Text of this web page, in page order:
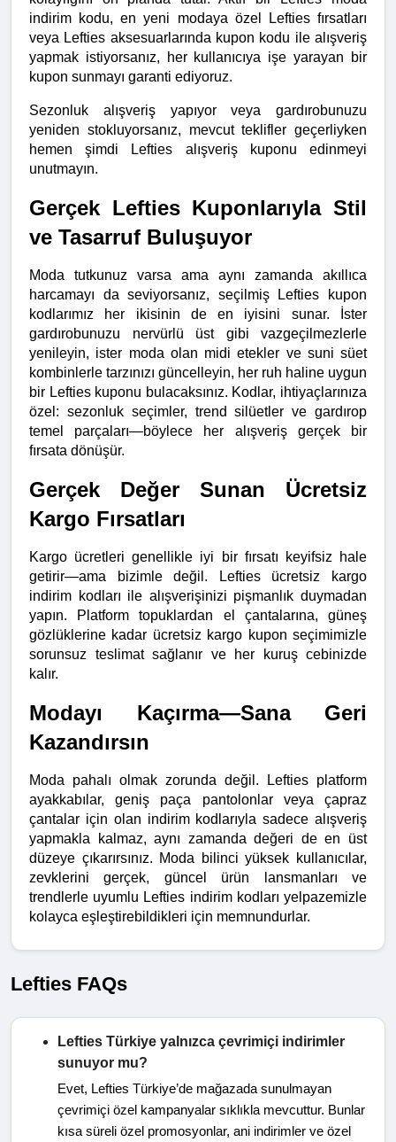
indirim kodu, en yeni modaya özel Lefties fırsatları
veya Lefties aksesuarlarında kupon kodu ile alışveriş
yapmak istiyorsanız, her kullanıcıya işe yarayan bir
kupon sunmayı garanti ediyoruz.
Sezonluk alışveriş yapıyor veya gardırobunuzu
yeniden stokluyorsanız, mevcut teklifler geçerliyken
hemen şimdi Lefties alışveriş kuponu edinmeyi
unutmayın.
Gerçek Lefties Kuponlarıyla Stil
ve Tasarruf Buluşuyor
Moda tutkunuz varsa ama aynı zamanda akıllıca
harcamayı da seviyorsanız, seçilmiş Lefties kupon
kodlarımız her ikisinin de en iyisini sunar. İster
gardırobunuzu nervürlü üst gibi vazgeçilmezlerle
yenileyin, ister moda olan midi etekler ve suni süet
kombinlerle tarzınızı güncelleyin, her ruh haline uygun
bir Lefties kuponu bulacaksınız. Kodlar, ihtiyaçlarınıza
özel: sezonluk seçimler, trend silüetler ve gardırop
temel parçaları—böylece her alışveriş gerçek bir
fırsata dönüşür.
Gerçek Değer Sunan Ücretsiz
Kargo Fırsatları
Kargo ücretleri genellikle iyi bir fırsatı keyifsiz hale
getirir—ama bizimle değil. Lefties ücretsiz kargo
indirim kodları ile alışverişinizi pişmanlık duymadan
yapın. Platform topuklardan el çantalarına, güneş
gözlüklerine kadar ücretsiz kargo kupon seçimimizle
sorunsuz teslimat sağlanır ve her kuruş cebinizde
kalır.
Modayı Kaçırma—Sana Geri
Kazandırsın
Moda pahalı olmak zorunda değil. Lefties platform
ayakkabılar, geniş paça pantolonlar veya çapraz
çantalar için olan indirim kodlarıyla sadece alışveriş
yapmakla kalmaz, aynı zamanda değeri de en üst
düzeye çıkarırsınız. Moda bilinci yüksek kullanıcılar,
zevklerini gerçek, güncel ürün lansmanları ve
trendlerle uyumlu Lefties indirim kodları yelpazemizle
kolayca eşleştirebildikleri için memnundurlar.
Lefties FAQs
Lefties Türkiye yalnızca çevrimiçi indirimler
sunuyor mu?
Evet, Lefties Türkiye’de mağazada sunulmayan
çevrimiçi özel kampanyalar sıklıkla mevcuttur. Bunlar
kısa süreli özel promosyonlar, ani indirimler ve özel